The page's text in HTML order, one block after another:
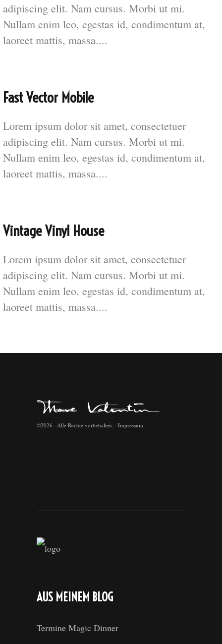
adipiscing elit. Nam cursus. Morbi ut mi.
Nullam enim leo, egestas id, condimentum at,
laoreet mattis, massa....
Fast Vector Mobile
Lorem ipsum dolor sit amet, consectetuer
adipiscing elit. Nam cursus. Morbi ut mi.
Nullam enim leo, egestas id, condimentum at,
laoreet mattis, massa....
Vintage Vinyl House
Lorem ipsum dolor sit amet, consectetuer
adipiscing elit. Nam cursus. Morbi ut mi.
Nullam enim leo, egestas id, condimentum at,
laoreet mattis, massa....
©2026 · Alle Rechte vorbehalten. · Impressum
AUS MEINEM BLOG
Termine Magic Dinner